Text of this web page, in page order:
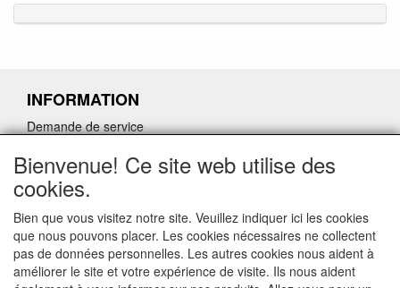
INFORMATION
Demande de service
Demander un lien d'annulation
CONTACTGEGEVENS
Bienvenue! Ce site web utilise des
cookies.
Bien que vous visitez notre site. Veuillez indiquer ici les cookies
que nous pouvons placer. Les cookies nécessaires ne collectent
pas de données personnelles. Les autres cookies nous aident à
améliorer le site et votre expérience de visite. Ils nous aident